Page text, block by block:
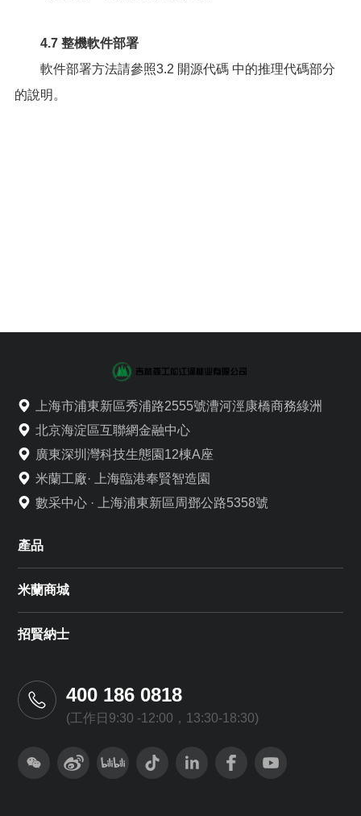
4.7 整機軟件部署
軟件部署方法請參照3.2 開源代碼中的推理代碼部分
的說明。
上海市浦東新區秀浦路2555號漕河涇康橋商務綠洲
北京海淀區互聯網金融中心
廣東深圳灣科技生態園12棟A座
米蘭工廠· 上海臨港奉賢智造園
數采中心 · 上海浦東新區周鄧公路5358號
產品
米蘭商城
招賢納士
400 186 0818
(工作日9:30 -12:00，13:30-18:30)